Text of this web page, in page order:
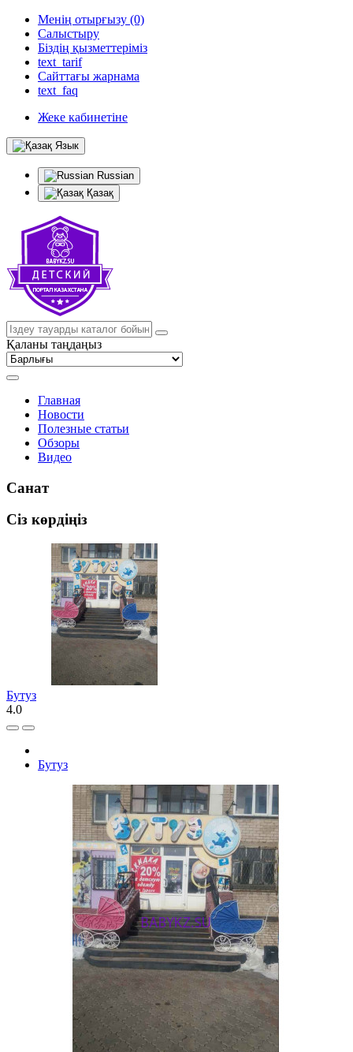
Менің отырғызу (0)
Салыстыру
Біздің қызметтеріміз
text_tarif
Сайттағы жарнама
text_faq
Жеке кабинетіне
Язык
Russian
Қазақ
Қаланы таңдаңыз
Главная
Новости
Полезные статьи
Обзоры
Видео
Санат
Сіз көрдіңіз
Бутуз
4.0
Бутуз